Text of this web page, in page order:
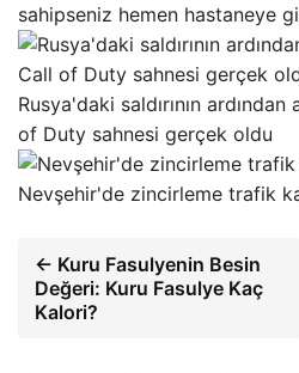
sahipseniz hemen hastaneye
Rusya'daki saldırının
of Duty sahnesi gerçek oldu
Nevşehir'de zincirleme trafik
← Kuru Fasulyenin Besin
Değeri: Kuru Fasulye Kaç
Kalori?